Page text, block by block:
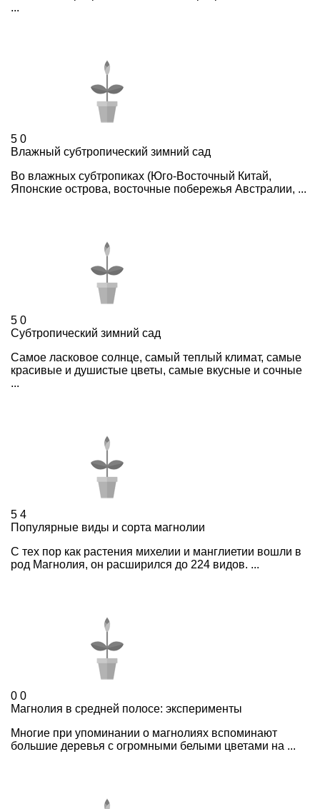
...
5 0
Влажный субтропический зимний сад
Во влажных субтропиках (Юго-Восточный Китай,
Японские острова, восточные побережья Австралии, ...
5 0
Субтропический зимний сад
Самое ласковое солнце, самый теплый климат, самые
красивые и душистые цветы, самые вкусные и сочные
...
5 4
Популярные виды и сорта магнолии
С тех пор как растения михелии и манглиетии вошли в
род Магнолия, он расширился до 224 видов. ...
0 0
Магнолия в средней полосе: эксперименты
Многие при упоминании о магнолиях вспоминают
большие деревья с огромными белыми цветами на ...